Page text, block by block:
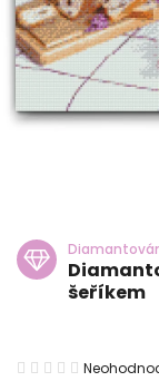
šeříkem